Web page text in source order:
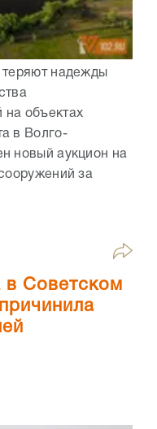
теряют надежды
на объектах
в Волго-
новый аукцион на
за
в Советском